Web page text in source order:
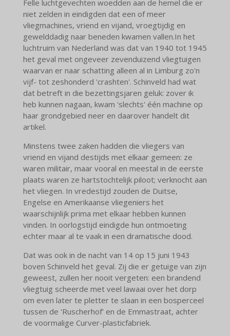
Felle luchtgevechten woedden aan de hemel die er
niet zelden in eindigden dat een of meer
vliegmachines, vriend en vijand, vroegtijdig en
gewelddadig naar beneden kwamen vallen.In het
luchtruim van Nederland was dat van 1940 tot 1945
het geval met ongeveer zevenduizend vliegtuigen
waarvan er naar schatting alleen al in Limburg zo'n
vijf- tot zeshonderd 'crashten'. Schinveld had wat
dat betreft in die bezettingsjaren geluk: zover ik
heb kunnen nagaan, kwam 'slechts' één machine op
haar grondgebied neer en daarover handelt dit
artikel.
Minstens twee zaken hadden die vliegers van
vriend en vijand destijds met elkaar gemeen: ze
waren militair, maar vooral en meestal in de eerste
plaats waren ze hartstochtelijk piloot; verknocht aan
het vliegen. In vredestijd zouden de Duitse,
Engelse en Amerikaanse vliegeniers het
waarschijnlijk prima met elkaar hebben kunnen
vinden. In oorlogstijd eindigde hun ontmoeting
echter maar al te vaak in een dramatische dood.
Dat was ook in de nacht van 14 op 15 juni 1943
boven Schinveld het geval. Zij die er getuige van zijn
geweest, zullen her nooit vergeten: een brandend
vliegtuig scheerde met veel lawaai over het dorp
om even later te pletter te slaan in een bosperceel
tussen de 'Ruscherhof' en de Emmastraat, achter
de voormalige Curver-plasticfabriek.